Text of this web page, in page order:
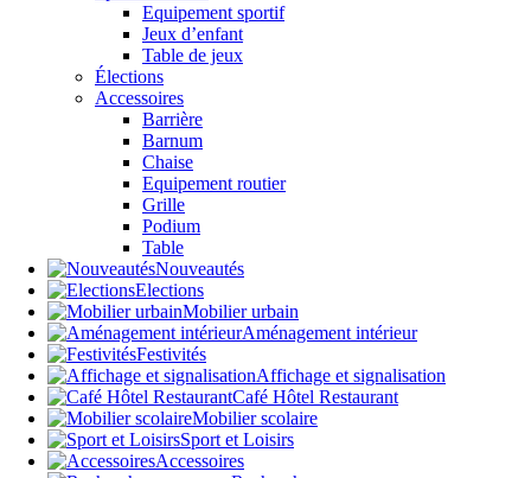
Equipement sportif
Jeux d’enfant
Table de jeux
Élections
Accessoires
Barrière
Barnum
Chaise
Equipement routier
Grille
Podium
Table
Nouveautés
Elections
Mobilier urbain
Aménagement intérieur
Festivités
Affichage et signalisation
Café Hôtel Restaurant
Mobilier scolaire
Sport et Loisirs
Accessoires